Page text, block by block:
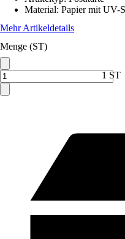
Material: Papier mit UV-
Mehr Artikeldetails
Menge (ST)
1 ST